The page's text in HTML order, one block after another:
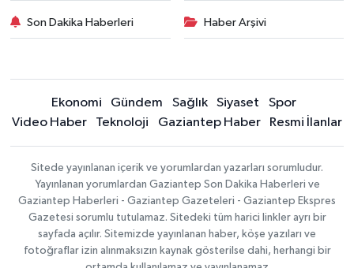
Son Dakika Haberleri Haber Arşivi
Ekonomi Gündem Sağlık Siyaset
Spor
Video Haber
Teknoloji Gaziantep Haber Resmi İlanlar
Sitede yayınlanan içerik ve yorumlardan yazarları sorumludur.
Yayınlanan yorumlardan Gaziantep Son Dakika Haberleri ve
Gaziantep Haberleri - Gaziantep Gazeteleri - Gaziantep Ekspres
Gazetesi sorumlu tutulamaz. Sitedeki tüm harici linkler ayrı bir
sayfada açılır. Sitemizde yayınlanan haber, köşe yazıları ve
fotoğraflar izin alınmaksızın kaynak gösterilse dahi, herhangi bir